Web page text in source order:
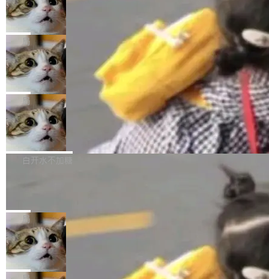
字，留下了这份纪念。 雷霄骅曾是中国传媒大学
数字电视技术方向的博士生，长期从事视频、音
频技...
务，最终却产生了 180 万美元的账单，实际支出
超出原定预算 860%。 更令人意外的是，该项目
最终并未成功落地，而高额算力消耗持续运行长
达 5 个月，公司直到财务对账时才察觉异常。这
意味着一个无人看管的 AI 程序，在近半年时间
里日夜不停地"烧钱"。 复盘显示，...
且按目前的速度，中国 AI 工具预计在今年底或
2027 年就能追上美国前沿实验室的水平。 Dela
ngue 把原因归结为一件事：开放协作。中国的
AI 开发者在一个共享和协作的生态里加速迭代，
而美国模型厂商在"闭门造车"。他的原话是 "buil
ding in silos"——各自为战，互不通气。 这个判
断从他嘴里说出来分量不同。Hugging Face 是
全球最大的开源 AI 平台，上面跑着上百万个模
型。谁在开源赛道上领先，...
当 AI agent 把源码变成了最好的扩展系
统，开发者工具必须开源
五年前，David Crawshaw 问过很多软件工程师
一个问题：你写过什么给自己用的程序？答案几
乎都是没有。工程师们整天用别人写的程序写程
序给别人用。偶尔有人自己写个博客系统、智能
家居控制、家庭实验室，都算稀奇事。 Crawsh
aw 是 Shelley 的作者，一个开源 AI coding age
nt。他最近在博客上写了一篇文章，核心论点很
简单：开发者工具必须开源。 理由不是传统的自
由软件情怀，而是一个跟 AI agent 直接相关的
技术判断。 两行 prompt 就能个性化任何软件 C
局
DeepSeek Harness 宣布内测邀请，全
网最大规模开源 Agent 路演现场诞生
一条内测招募帖，发出去的时候大概没人想到它
会变成一场开源 Agent 生态的路演。 8月1日，
DeepSeek Harness 团队负责人崔添翼（tiany
i）在 X 上发帖： 「如果你是 Agent Harness 相
关开源项目的开发者，希望参加 DeepSeek Har
ness 的内测，可以回复或私信联系我。请附上
Harness 负责把能力落到真实环境中——调用工
具、读写文件、管理上下文、处理错误、完成闭
环。崔添翼招人的标...
局
商汤 SenseNova U1.5-Lite-Preview
开源
商汤科技宣布面向社区开源轻量级统一多模态模
型的预览版本 SenseNova U1.5-Lite-Preview。
理解、推理、生成与编辑，还仅以 8B-MoT 的轻
量大小，将能力推进到4K、更精细的真实质感、
更复杂的视觉控制和可持续迭代编辑。 相比 U
1，U1.5-Lite-Preview 在以下方向上带来了显著
提升： 原生支持4K图像生成； 更精细的局部纹
白开水不加糖
nap。这次是 hwctl——一个用来检查 Ubuntu
硬件认证状态的命令行工具。 Canonical 工程师
Alan Griffiths 在邮件列表中说得很直白：「hwc
tl 是一个 Ubuntu 专有的包，它和它的依赖项都
是 Ubuntu 专有的，不会用在其他发行版上。」
局
Dario Amodei 担心新人来 Anthropic
只为金钱，不为使命
顶级 AI 研究员在两家公司之间来回跳，中间只
隔了几天。 Lilian Weng 上周刚宣布因健康原因